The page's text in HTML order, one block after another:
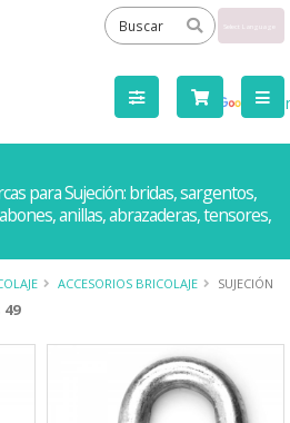
by
para Sujeción: bridas, sargentos,
anillas, abrazaderas, tensores,
ACCESORIOS BRICOLAJE SUJECIÓN
49